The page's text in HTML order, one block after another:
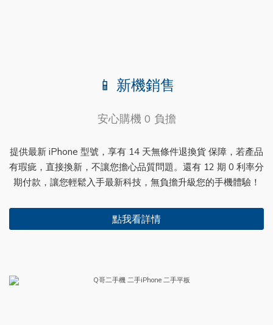
📱 新機銷售
安心購機 0 負擔
提供最新 iPhone 型號，享有 14 天無條件退換貨 保障，若產品
有瑕疵，直接換新，不讓您擔心品質問題。還有 12 期 0 利率分
期付款，讓您輕鬆入手最新科技，無負擔升級您的手機體驗！
點我看詳情